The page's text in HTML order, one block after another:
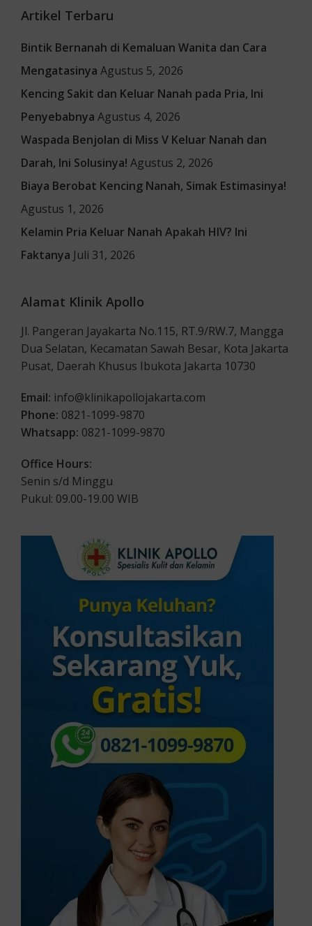
Artikel Terbaru
Bintik Bernanah di Kemaluan Wanita dan Cara
Mengatasinya Agustus 5, 2026
Kencing Sakit dan Keluar Nanah pada Pria, Ini
Penyebabnya Agustus 4, 2026
Waspada Benjolan di Miss V Keluar Nanah dan
Darah, Ini Solusinya! Agustus 2, 2026
Biaya Berobat Kencing Nanah, Simak Estimasinya!
Agustus 1, 2026
Kelamin Pria Keluar Nanah Apakah HIV? Ini
Faktanya Juli 31, 2026
Alamat Klinik Apollo
Jl. Pangeran Jayakarta No.115, RT.9/RW.7, Mangga
Dua Selatan, Kecamatan Sawah Besar, Kota Jakarta
Pusat, Daerah Khusus Ibukota Jakarta 10730
Email: info@klinikapollojakarta.com
Phone: 0821-1099-9870
Whatsapp: 0821-1099-9870
Office Hours:
Senin s/d Minggu
Pukul: 09.00-19.00 WIB